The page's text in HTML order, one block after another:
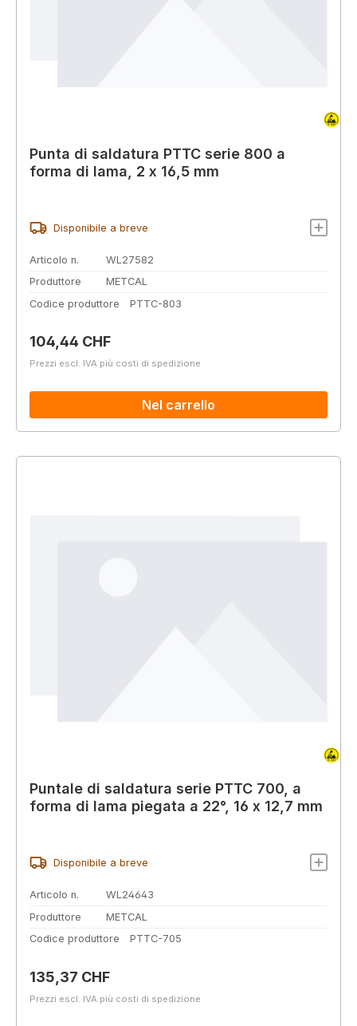
Punta di saldatura PTTC serie 800 a
forma di lama, 2 x 16,5 mm
Disponibile a breve
Articolo n.
WL27582
Produttore
METCAL
Codice produttore
PTTC-803
Prezzo normale:
104,44 CHF
Prezzi escl. IVA più costi di spedizione
Nel carrello
Puntale di saldatura serie PTTC 700, a
forma di lama piegata a 22°, 16 x 12,7 mm
Disponibile a breve
Articolo n.
WL24643
Produttore
METCAL
Codice produttore
PTTC-705
Prezzo normale:
135,37 CHF
Prezzi escl. IVA più costi di spedizione